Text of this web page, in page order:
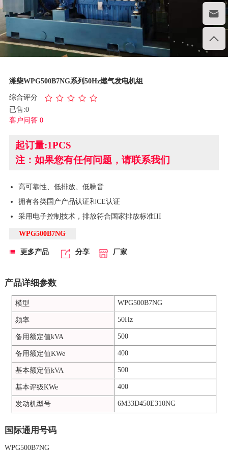


1/4
潍柴WPG500B7NG系列50Hz燃气发电机组
综合评分
已售:0
客户问答 0
起订量:1PCS
注：如果您有任何问题，请联系我们
高可靠性、低排放、低噪音
拥有各类国产产品认证和CE认证
采用电子控制技术，排放符合国家排放标准III
WPG500B7NG
更多产品 分享 厂家
产品详细参数
模型 WPG500B7NG
频率 50Hz
备用额定值kVA 500
备用额定值KWe 400
基本额定值kVA 500
基本评级KWe 400
发动机型号 6M33D450E310NG
国际通用号码
WPG500B7NG